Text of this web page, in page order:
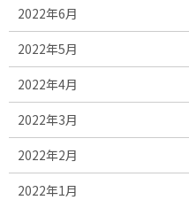
2022年6月
2022年5月
2022年4月
2022年3月
2022年2月
2022年1月